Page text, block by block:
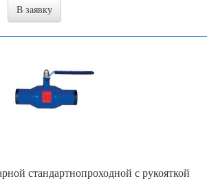
В заявку
стандартнопроходной с рукояткой